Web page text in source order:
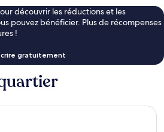
découvrir les réductions et les
pouvez bénéficier. Plus de récompenses
!
gratuitement